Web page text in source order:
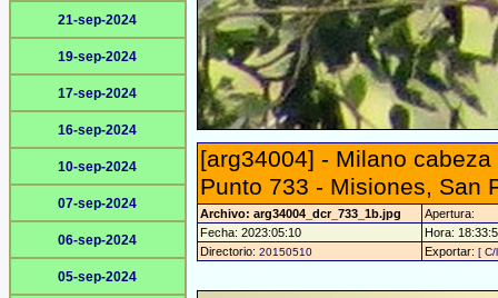
21-sep-2024
19-sep-2024
17-sep-2024
16-sep-2024
10-sep-2024
07-sep-2024
06-sep-2024
05-sep-2024
[arg34004] - Milano
Punto 733 - Misiones, San
Archivo: arg34004_dcr_733_1b.jpg
Apertura:
Fecha: 2023:05:10
Hora:
Directorio: 20150510 Exportar: [ C/